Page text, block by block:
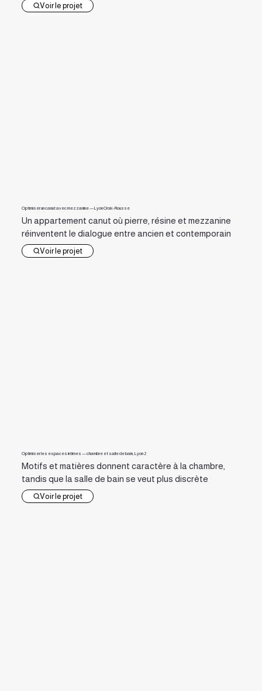
Voir le projet
Optimiser un canut avec mezzanine — Lyon Croix-Rousse
Un appartement canut où pierre, résine et mezzanine
réinventent le dialogue entre ancien et contemporain
Voir le projet
Optimiser les espaces intimes — chambre et salle de bain, Lyon 2
Motifs et matières donnent caractère à la chambre,
tandis que la salle de bain se veut plus discrète
Voir le projet